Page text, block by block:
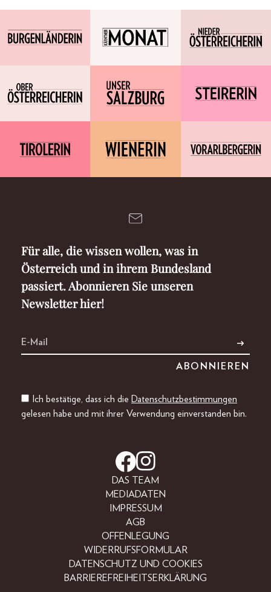
Für alle, die wissen wollen, was in
Österreich und in ihrem Bundesland
passiert. Abonnieren Sie unseren
Newsletter hier!
Ich bestätige, dass ich die Datenschutzbestimmungen
gelesen habe und mit ihrer Verwendung einverstanden bin.
DAS TEAM
MEDIADATEN
IMPRESSUM
AGB
OFFENLEGUNG
WIDERRUFSFORMULAR
DATENSCHUTZ UND COOKIES
BARRIEREFREIHEITSERKLÄRUNG